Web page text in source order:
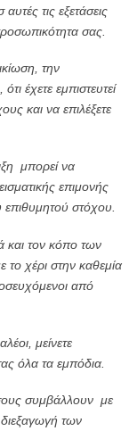
τις εξετάσεις
σας.
την
έχετε εμπιστευτεί
και να επιλέξετε
μπορεί να
επιμονής
επιθυμητού στόχου.
τον κόπο των
το χέρι στην καθεμία
από
μείνετε
όλα τα εμπόδια.
συμβάλλουν με
των